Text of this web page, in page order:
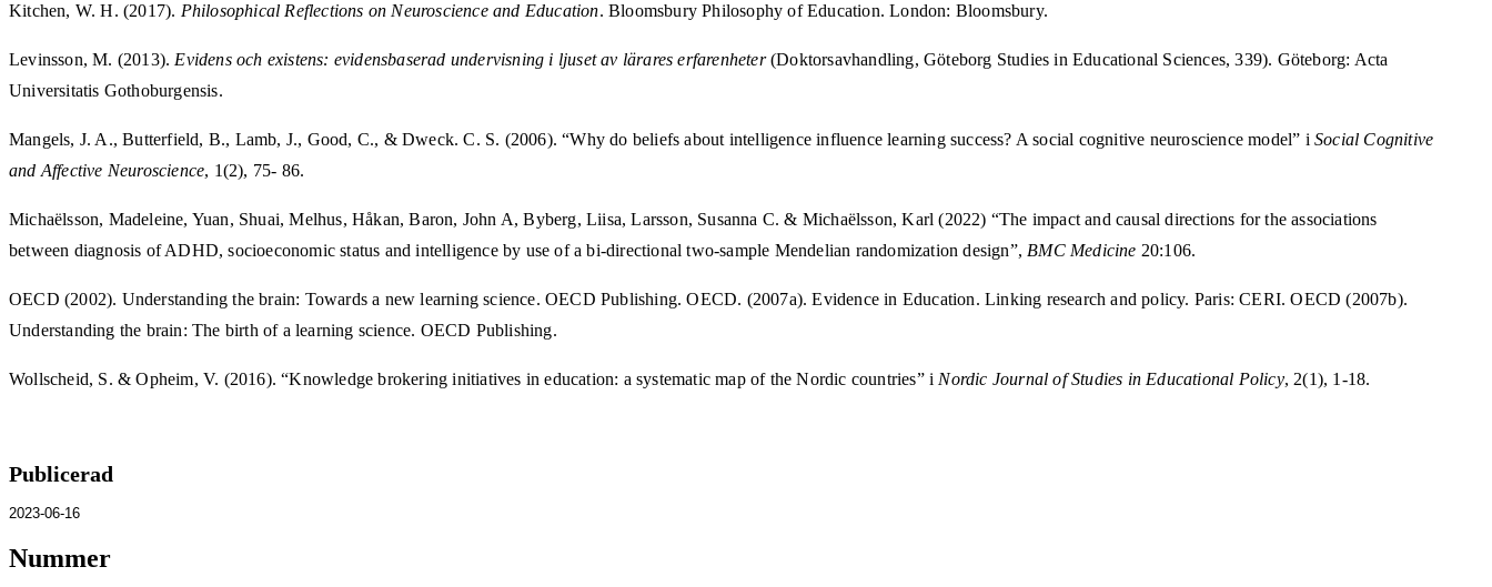
Kitchen, W. H. (2017). Philosophical Reflections on Neuroscience and Education. Bloomsbury Philosophy of Education. London: Bloomsbury.
Levinsson, M. (2013). Evidens och existens: evidensbaserad undervisning i ljuset av lärares erfarenheter(Doktorsavhandling, Göteborg Studies in Educational Sciences, 339). Göteborg: Acta
Universitatis Gothoburgensis.
Mangels, J. A., Butterfield, B., Lamb, J., Good, C., & Dweck. C. S. (2006). “Why do beliefs about intelligence influence learning success? A social cognitive neuroscience model” iSocial Cognitive
and Affective Neuroscience, 1(2), 75- 86.
Michaëlsson, Madeleine, Yuan, Shuai, Melhus, Håkan, Baron, John A, Byberg, Liisa, Larsson, Susanna C. & Michaëlsson, Karl (2022) “The impact and causal directions for the associations
between diagnosis of ADHD, socioeconomic status and intelligence by use of a bi-directional two-sample Mendelian randomization design”, BMC Medicine 20:106.
OECD (2002). Understanding the brain: Towards a new learning science. OECD Publishing. OECD. (2007a). Evidence in Education. Linking research and policy. Paris: CERI. OECD (2007b).
Understanding the brain: The birth of a learning science. OECD Publishing.
Wollscheid, S. & Opheim, V. (2016). “Knowledge brokering initiatives in education: a systematic map of the Nordic countries” i Nordic Journal of Studies in Educational Policy, 2(1), 1-18.
Publicerad
2023-06-16
Nummer